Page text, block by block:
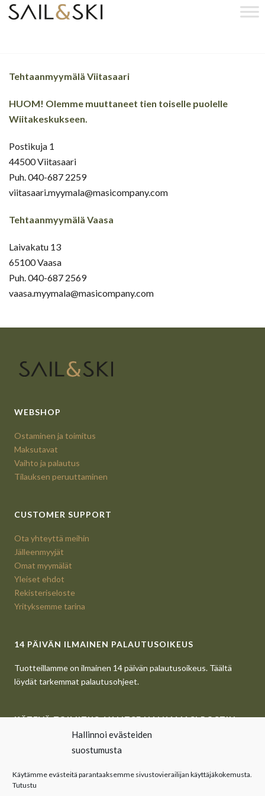
Hallinnoi evästeiden
suostumusta
Käytämme evästeitä parantaaksemme sivustovierailijan käyttäjäkokemusta.
Tutustu
Tehtaanmyymälä Viitasaari
HUOM! Olemme muuttaneet tien toiselle puolelle
Wiitakeskukseen.
Postikuja 1
44500 Viitasaari
Puh. 040-687 2259
viitasaari.myymala@masicompany.com
Tehtaanmyymälä Vaasa
Laivakatu 13
65100 Vaasa
Puh. 040-687 2569
vaasa.myymala@masicompany.com
WEBSHOP
Ostaminen ja toimitus
Maksutavat
Vaihto ja palautus
Tilauksen peruuttaminen
CUSTOMER SUPPORT
Ota yhteyttä meihin
Jälleenmyyjät
Omat myymälät
Yleiset ehdot
Rekisteriseloste
Yrityksemme tarina
14 PÄIVÄN ILMAINEN PALAUTUSOIKEUS
Tuotteillamme on ilmainen 14 päivän palautusoikeus. Täältä
löydät tarkemmat palautusohjeet.
KÄTEVÄ TOIMITUS. VALITSE HALUAMASI POSTIN
NOUTOPISTE.